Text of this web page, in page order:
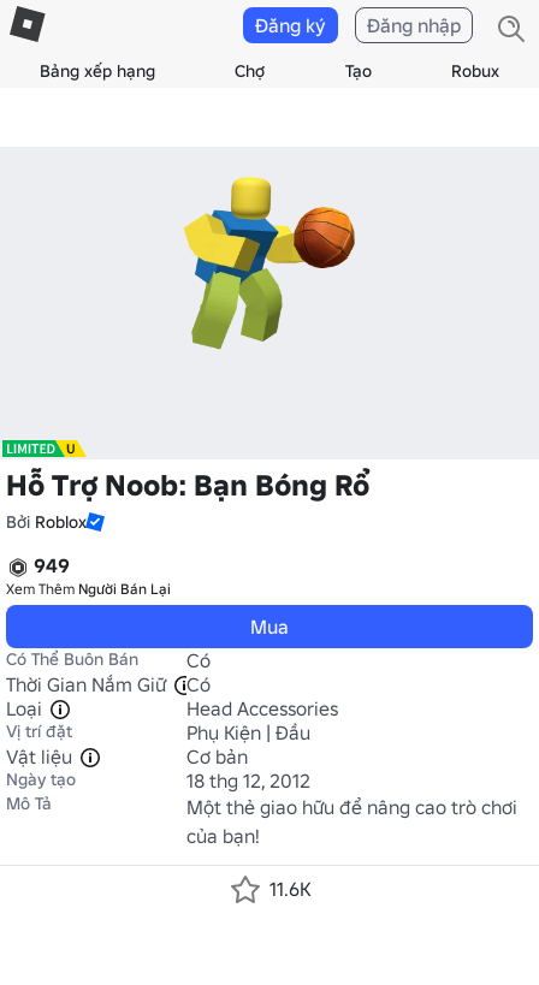
Bảng xếp hạng Chợ Tạo Robux
Đăng ký Đăng nhập
Hỗ Trợ Noob: Bạn Bóng Rổ
Bởi Roblox
949
Xem Thêm Người Bán Lại
Mua
Có Thể Buôn Bán
Có
Thời Gian Nắm Giữ
Có
Loại
Head Accessories
Vị trí đặt
Phụ Kiện | Đầu
Vật liệu
Cơ bản
Ngày tạo 18 thg 12, 2012
Mô Tả
Một thẻ giao hữu để nâng cao trò chơi
của bạn!
11.6K